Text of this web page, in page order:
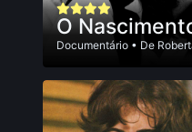
O
Documentário • De